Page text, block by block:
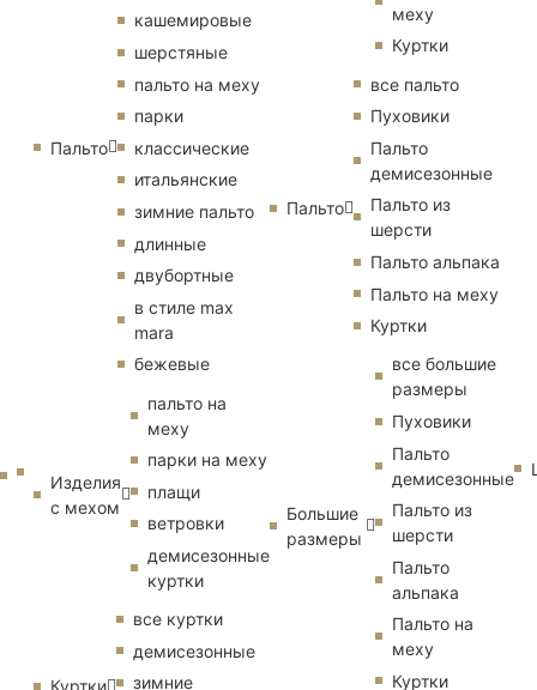
Пальто
кашемировые
шерстяные
пальто на меху
парки
классические
итальянские
зимние пальто
длинные
двубортные
в стиле max
mara
бежевые
Изделия
с мехом
пальто на
меху
парки на меху
плащи
ветровки
демисезонные
куртки
все куртки
демисезонные
зимние
меху
Куртки
Пальто
все пальто
Пуховики
Пальто
демисезонные
Пальто из
шерсти
Пальто альпака
Пальто на меху
Куртки
Большие
размеры
все большие
размеры
Пуховики
Пальто
демисезонные
Пальто из
шерсти
Пальто
альпака
Пальто на
меху
Куртки